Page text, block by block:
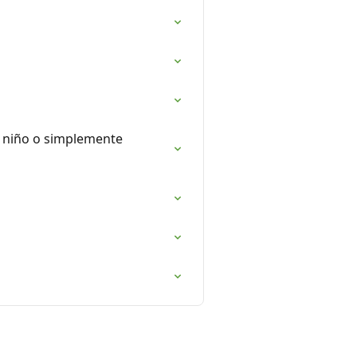
o simplemente